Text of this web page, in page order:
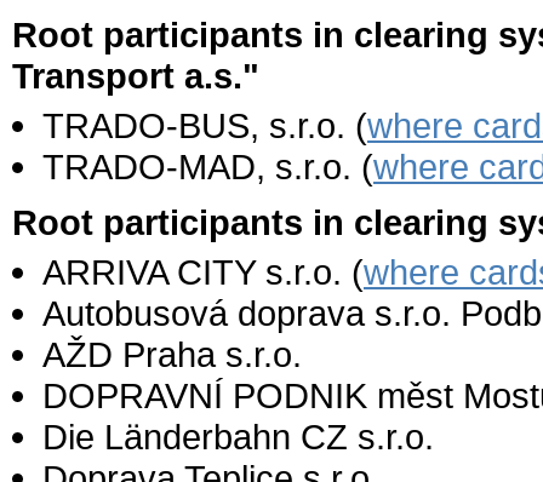
Root participants in clearing
Transport a.s."
TRADO-BUS, s.r.o. (where
TRADO-MAD, s.r.o. (where
Root participants in clearing
ARRIVA CITY s.r.o. (where
Autobusová doprava s.r.o.
AŽD Praha s.r.o.
DOPRAVNÍ PODNIK měst
Die Länderbahn CZ s.r.o.